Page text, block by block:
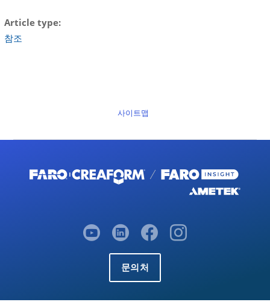
Article type
참조
사이트맵
문의처